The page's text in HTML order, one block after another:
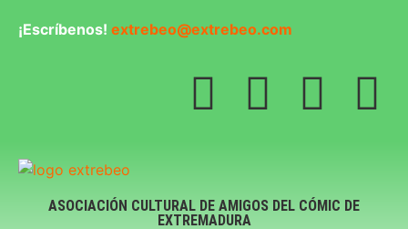
¡Escríbenos! extrebeo@extrebeo.com
ASOCIACIÓN CULTURAL DE AMIGOS DEL CÓMIC DE
EXTREMADURA